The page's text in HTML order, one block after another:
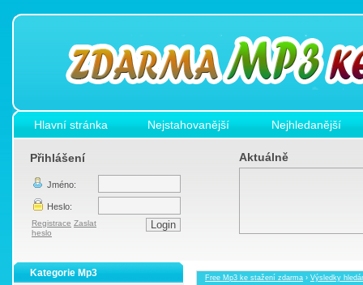
Hlavní stránka Nejstahovanější Nejhledanější
Přihlášení
Jméno:
Heslo:
Registrace Zaslat
heslo
Aktuálně
Free Mp3 ke stažení zdarma › Výsledky
Kategorie Mp3